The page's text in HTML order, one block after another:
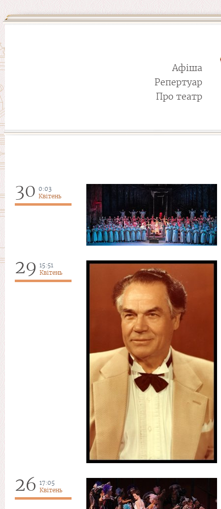
Афіша
Репертуар
Про театр
30 0:03
Квітень
29 15:51
Квітень
26 17:05
Квітень